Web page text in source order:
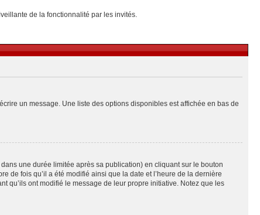
de la fonctionnalité par les invités.
un message. Une liste des options disponibles est affichée en bas de
une durée limitée après sa publication) en cliquant sur le bouton
de fois qu’il a été modifié ainsi que la date et l’heure de la dernière
qu’ils ont modifié le message de leur propre initiative. Notez que les